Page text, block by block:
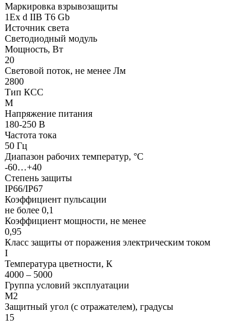
Маркировка взрывозащиты
1Ех d IIВ T6 Gb
Источник света
Светодиодный модуль
Мощность, Вт
20
Световой поток, не менее Лм
2800
Тип КСС
М
Напряжение питания
180-250 В
Частота тока
50 Гц
Диапазон рабочих температур, °С
-60…+40
Степень защиты
IP66/IP67
Коэффициент пульсации
не более 0,1
Коэффициент мощности, не менее
0,95
Класс защиты от поражения электрическим током
I
Температура цветности, К
4000 – 5000
Группа условий эксплуатации
М2
Защитный угол (с отражателем), градусы
15